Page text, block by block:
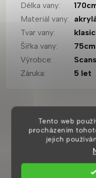
Tento web
procházením
jejich
Délka vany:
Materiál vany:
Tvar vany:
Šířka vany:
75cm
Výrobce:
Záruka: 5 let
Mohlo by